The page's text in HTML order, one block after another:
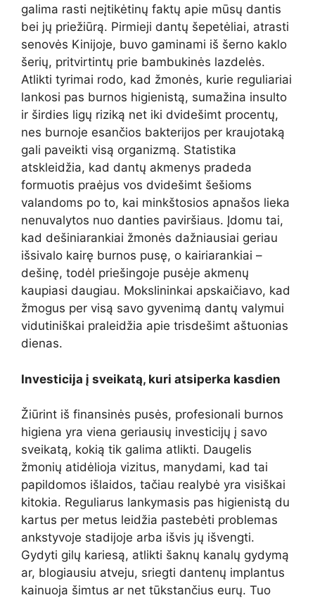
galima rasti neįtikėtinų faktų apie mūsų dantis
bei jų priežiūrą. Pirmieji dantų šepetėliai, atrasti
senovės Kinijoje, buvo gaminami iš šerno kaklo
šerių, pritvirtintų prie bambukinės lazdelės.
Atlikti tyrimai rodo, kad žmonės, kurie reguliariai
lankosi pas burnos higienistą, sumažina insulto
ir širdies ligų riziką net iki dvidešimt procentų,
nes burnoje esančios bakterijos per kraujotaką
gali paveikti visą organizmą. Statistika
atskleidžia, kad dantų akmenys pradeda
formuotis praėjus vos dvidešimt šešioms
valandoms po to, kai minkštosios apnašos lieka
nenuvalytos nuo danties paviršiaus. Įdomu tai,
kad dešiniarankiai žmonės dažniausiai geriau
išsivalo kairę burnos pusę, o kairiarankiai –
dešinę, todėl priešingoje pusėje akmenų
kaupiasi daugiau. Mokslininkai apskaičiavo, kad
žmogus per visą savo gyvenimą dantų valymui
vidutiniškai praleidžia apie trisdešimt aštuonias
dienas.
Investicija į sveikatą, kuri atsiperka kasdien
Žiūrint iš finansinės pusės, profesionali burnos
higiena yra viena geriausių investicijų į savo
sveikatą, kokią tik galima atlikti. Daugelis
žmonių atidėlioja vizitus, manydami, kad tai
papildomos išlaidos, tačiau realybė yra visiškai
kitokia. Reguliarus lankymasis pas higienistą du
kartus per metus leidžia pastebėti problemas
ankstyvoje stadijoje arba išvis jų išvengti.
Gydyti gilų kariesą, atlikti šaknų kanalų gydymą
ar, blogiausiu atveju, sriegti dantenų implantus
kainuoja šimtus ar net tūkstančius eurų. Tuo